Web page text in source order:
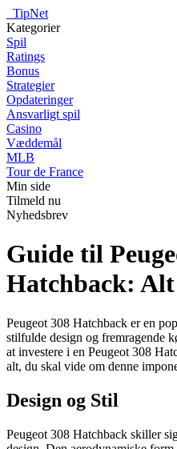
TipNet
Kategorier
Spil
Ratings
Bonus
Strategier
Opdateringer
Ansvarligt spil
Casino
Væddemål
MLB
Tour de France
Min side
Tilmeld nu
Nyhedsbrev
Guide til
Hatchback:
Peugeot 308 Hatchback er en
stilfulde design og fremragende
at investere i en Peugeot 308
alt, du skal vide om denne
Design og Stil
Peugeot 308 Hatchback skiller